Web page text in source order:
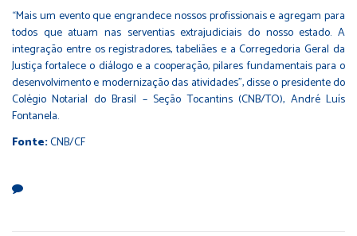
“Mais um evento que engrandece nossos profissionais e agregam para
todos que atuam nas serventias extrajudiciais do nosso estado. A
integração entre os registradores, tabeliães e a Corregedoria Geral da
Justiça fortalece o diálogo e a cooperação, pilares fundamentais para o
desenvolvimento e modernização das atividades”, disse o presidente do
Colégio Notarial do Brasil – Seção Tocantins (CNB/TO), André Luís
Fontanela.
Fonte:CNB/CF